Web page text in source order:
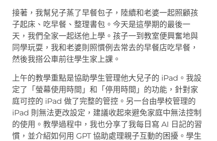
接著，我幫兒子蒸了早餐包子，陸續和老婆一起照顧孩
子起床、吃早餐、整理書包。今天是這學期的最後一
天，我們全家一起送他上學。孩子一到教室便興奮地與
同學玩耍，我和老婆則照慣例去常去的早餐店吃早餐，
然後我搭公車前往學生家上課。
上午的教學重點是協助學生管理他大兒子的 iPad。我設
定了「螢幕使用時間」和「停用時間」的功能，針對家
庭可控的 iPad 做了完整的管控。另一台由學校管理的
iPad 則無法更改設定，建議收起來避免家庭中無法控制
的使用。教學過程中，我也分享了我每日寫 AI 日記的習
慣，並介紹如何用 GPT 協助處理親子互動的困擾。學生